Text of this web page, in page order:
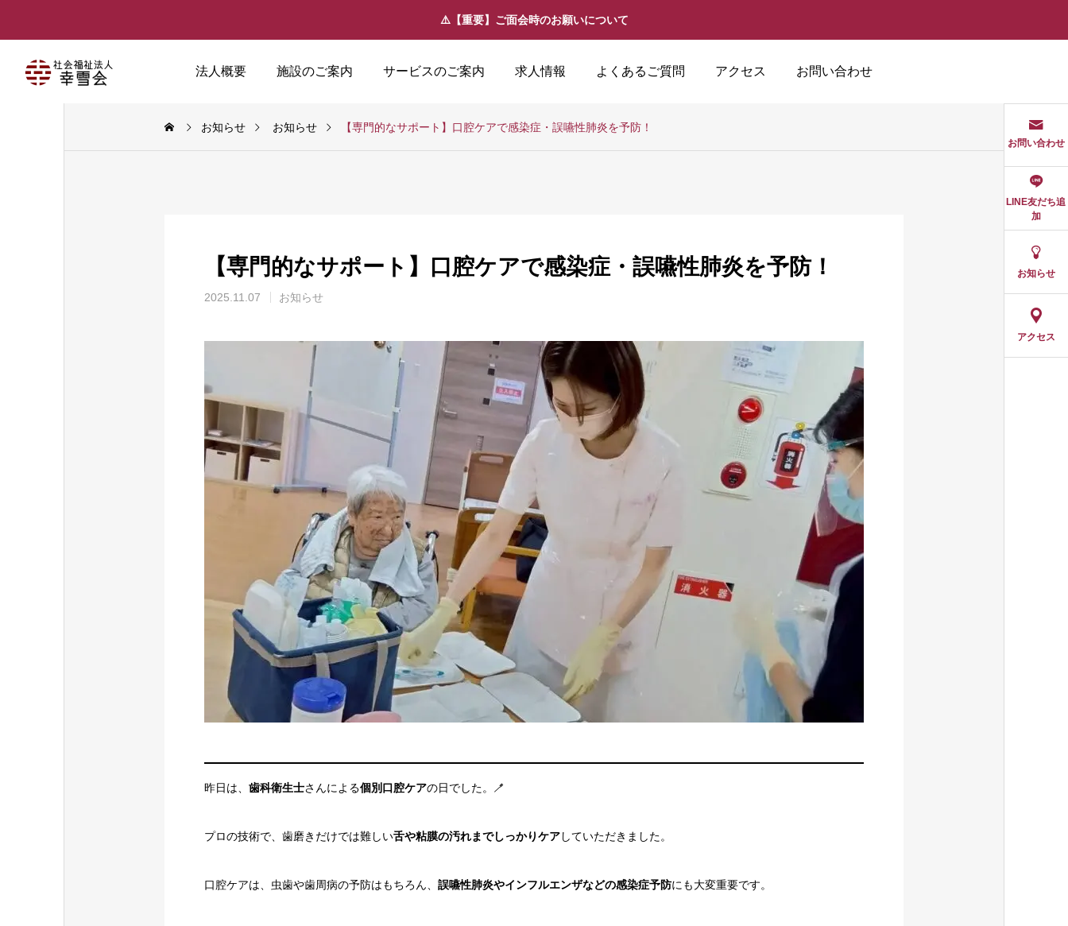
⚠️【重要】ご面会時のお願いについて
法人概要 施設のご案内 サービスのご案内 求人情報 よくあるご質問 アクセス お問い合わせ
お問い合わせ
LINE友だち追
加
お知らせ
アクセス
お知らせ お知らせ 【専門的なサポート】口腔ケアで感染症・誤嚥性肺炎を予防！
【専門的なサポート】口腔ケアで感染症・誤嚥性肺炎を予防！
2025.11.07 お知らせ
昨日は、 歯科衛生士さんによる個別口腔ケアの日でした。🪥
プロの技術で、歯磨きだけでは難しい舌や粘膜の汚れまでしっかりケアしていただきました。
口腔ケアは、虫歯や歯周病の予防はもちろん、 誤嚥性肺炎やインフルエンザなどの感染症予防にも大変重要です。